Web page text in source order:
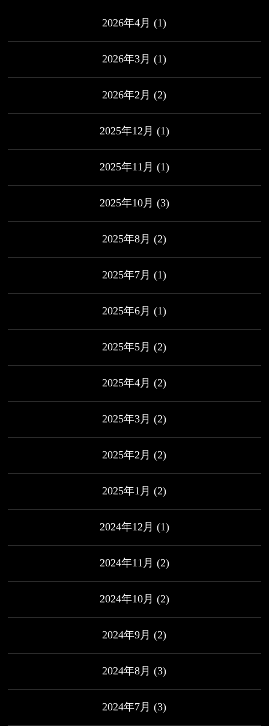
2026年4月 (1)
2026年3月 (1)
2026年2月 (2)
2025年12月 (1)
2025年11月 (1)
2025年10月 (3)
2025年8月 (2)
2025年7月 (1)
2025年6月 (1)
2025年5月 (2)
2025年4月 (2)
2025年3月 (2)
2025年2月 (2)
2025年1月 (2)
2024年12月 (1)
2024年11月 (2)
2024年10月 (2)
2024年9月 (2)
2024年8月 (3)
2024年7月 (3)